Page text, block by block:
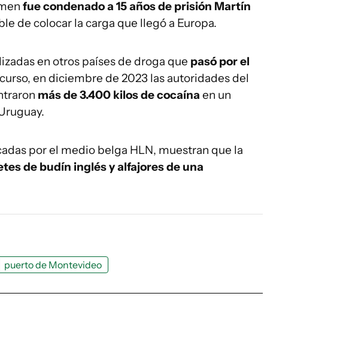
fue condenado a 15 años de prisión Martín
de colocar la carga que llegó a Europa.
en otros países de droga que pasó por el
en diciembre de 2023 las autoridades del
más de 3.400 kilos de cocaína en un
por el medio belga HLN, muestran que la
de budín inglés y alfajores de una
puerto de Montevideo